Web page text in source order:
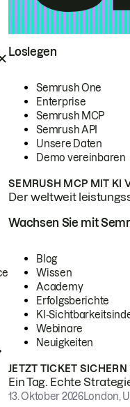
Loslegen
Semrush One
Enterprise
Semrush MCP
Semrush API
Unsere Daten
Demo vereinbaren
SEMRUSH MCP MIT KI
Der weltweit
Wachsen Sie mit
Blog
Wissen
Academy
Erfolgsberichte
KI-
Webinare
Neuigkeiten
JETZT TICKET SICHERN
Ein Tag. Echte
13. Oktober 2026London,